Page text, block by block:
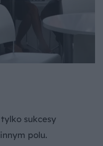
sukcesy
polu.